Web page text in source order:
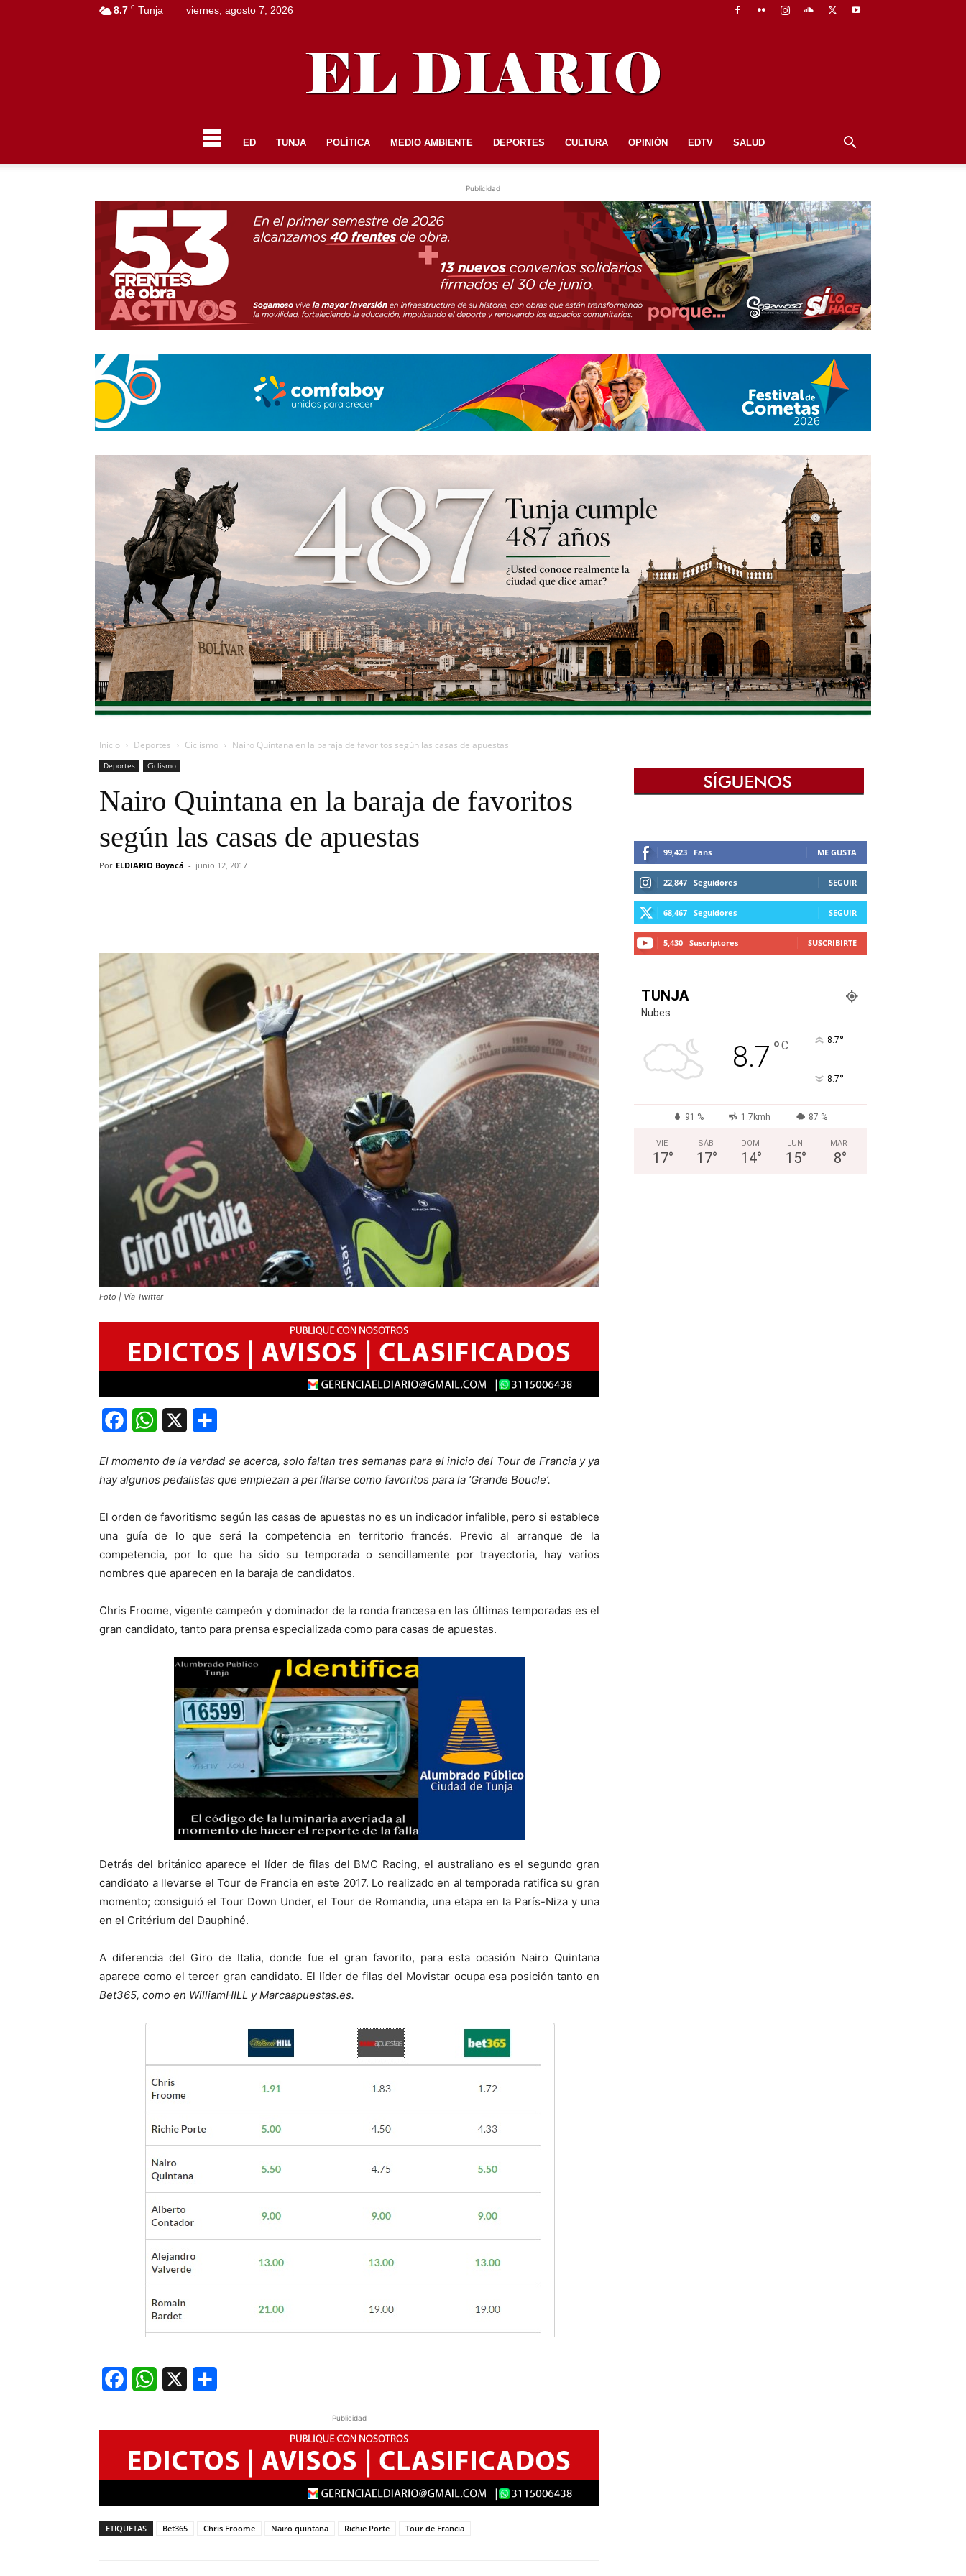
8.7 C Tunja viernes, agosto 7, 2026
DIARIO
ED TUNJA POLÍTICA MEDIO AMBIENTE DEPORTES CULTURA OPINIÓN EDTV SALUD
Publicidad
Inicio Deportes Ciclismo Nairo Quintana en la baraja de favoritos según las casas de apuestas
Deportes Ciclismo
Nairo Quintana en la baraja de favoritos
según las casas de apuestas
Por ELDIARIO Boyacá - junio 12, 2017
Foto | Vía Twitter
FacebookWhatsApp
El momento de la verdad se acerca, solo faltan tres semanas para el inicio del Tour de Francia y ya
hay algunos pedalistas que empiezan a perfilarse como favoritos para la ‘Grande Boucle’.
El orden de favoritismo según las casas de apuestas no es un indicador infalible, pero si establece
una guía de lo que será la competencia en territorio francés. Previo al arranque de la
competencia, por lo que ha sido su temporada o sencillamente por trayectoria, hay varios
nombres que aparecen en la baraja de candidatos.
Chris Froome, vigente campeón y dominador de la ronda francesa en las últimas temporadas es el
gran candidato, tanto para prensa especializada como para casas de apuestas.
Detrás del británico aparece el líder de filas del BMC Racing, el australiano es el segundo gran
candidato a llevarse el Tour de Francia en este 2017. Lo realizado en al temporada ratifica su gran
momento; consiguió el Tour Down Under, el Tour de Romandia, una etapa en la París-Niza y una
en el Critérium del Dauphiné.
A diferencia del Giro de Italia, donde fue el gran favorito, para esta ocasión Nairo Quintana
aparece como el tercer gran candidato. El líder de filas del Movistar ocupa esa posición tanto en
Bet365, como en WilliamHILL y Marcaapuestas.es.
FacebookWhatsApp
Publicidad
ETIQUETAS Bet365 Chris Froome Nairo quintana Richie Porte Tour de Francia
99,423 Fans ME GUSTA
22,847 Seguidores SEGUIR
68,467 Seguidores SEGUIR
5,430 Suscriptores SUSCRIBIRTE
TUNJA
Nubes
8.7 °C 8.7°
8.7°
91 % 1.7kmh 87 %
VIE
17°
SÁB
17°
DOM
14°
LUN
15°
MAR
8°